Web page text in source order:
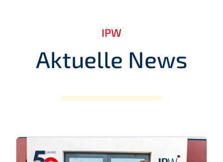
IPW
Aktuelle News